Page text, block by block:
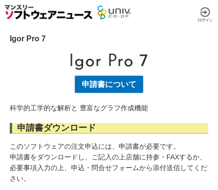
Igor Pro 7
申請書について
科学的工学的な解析と 豊富なグラフ作成機能
申請書ダウンロード
このソフトウェアの注文申込には、申請書が必要です。
申請書をダウンロードし、ご記入の上店舗に持参・FAXするか、
必要事項入力の上、申込・問合せフォームから添付送信してくだ
さい。